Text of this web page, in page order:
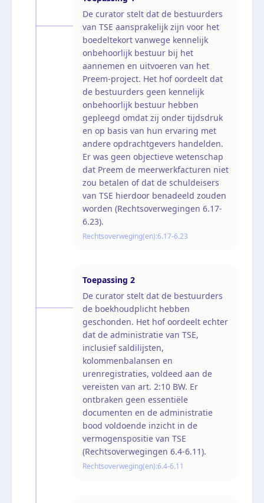
De curator stelt dat de bestuurders
van TSE aansprakelijk zijn voor het
boedeltekort vanwege kennelijk
onbehoorlijk bestuur bij het
aannemen en uitvoeren van het
Preem-project. Het hof oordeelt dat
de bestuurders geen kennelijk
onbehoorlijk bestuur hebben
gepleegd omdat zij onder tijdsdruk
en op basis van hun ervaring met
andere opdrachtgevers handelden.
Er was geen objectieve wetenschap
dat Preem de meerwerkfacturen niet
zou betalen of dat de schuldeisers
van TSE hierdoor benadeeld zouden
worden (Rechtsoverwegingen 6.17-
6.23).
Rechtsoverweging(en):6.17-6.23
Toepassing 2
De curator stelt dat de bestuurders
de boekhoudplicht hebben
geschonden. Het hof oordeelt echter
dat de administratie van TSE,
inclusief saldilijsten,
kolommenbalansen en
urenregistraties, voldeed aan de
vereisten van art. 2:10 BW. Er
ontbraken geen essentiële
documenten en de administratie
bood voldoende inzicht in de
vermogenspositie van TSE
(Rechtsoverwegingen 6.4-6.11).
Rechtsoverweging(en):6.4-6.11